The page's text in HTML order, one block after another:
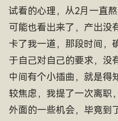
试看的心理，从2月一直
可能也看出来了，产出没
卡了我一道，那段时间，
于自己对自己的要求，没
中间有个小插曲，就是得
较焦虑，我提了一次离职
外面的一些机会，毕竟到